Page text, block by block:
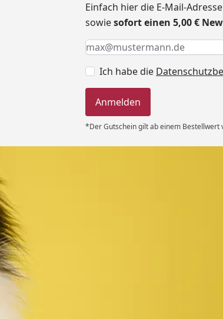
Einfach hier die E-Mail-
sowiesofort einen 5,00 €
Keine Eingabe erforderlich
Eingabe erforderlich
E-Mail *
Ich habe die
Anmelden
*Der Gutschein gilt ab einem Bestellwert